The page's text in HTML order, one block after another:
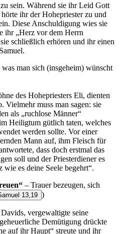
sein. Während sie ihr Leid Gott
ihr der Hohepriester zu und
Diese Anschuldigung wies sie
ihr „Herz vor dem Herrn
schließlich erhören und ihr einen
was man sich (insgeheim) wünscht
des Hohepriesters Eli, dienten
muss man sagen: sie
als „ruchlose Männer“
Heiligtum gütlich taten, welches
werden sollte. Vor einer
Mann auf, ihm Fleisch für
dass doch erstmal das
soll und der Priesterdiener es
wie es deine Seele begehrt“.
– Trauer bezeugen, sich
13,19 )
vergewaltigte seine
Demütigung drückte
auf ihr Haupt“ streute und ihr